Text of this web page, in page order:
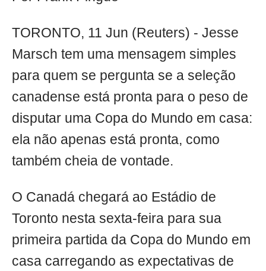
TORONTO, 11 Jun (Reuters) - Jesse
Marsch tem uma mensagem simples
para quem se pergunta se a seleção
canadense está pronta para o peso de
disputar uma Copa do Mundo em casa:
ela não apenas está pronta, como
também cheia de vontade.
O Canadá chegará ao Estádio de
Toronto nesta sexta-feira para sua
primeira partida da Copa do Mundo em
casa carregando as expectativas de